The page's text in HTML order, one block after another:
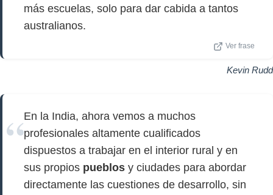
más escuelas, solo para dar cabida a tantos
australianos.
Ver frase
Kevin Rudd
En la India, ahora vemos a muchos
profesionales altamente cualificados
dispuestos a trabajar en el interior rural y en
sus propios pueblos y ciudades para abordar
directamente las cuestiones de desarrollo, sin